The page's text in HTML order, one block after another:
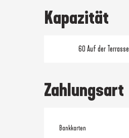
Kapazität
60 Auf der Terrasse
Zahlungsart
Bankkarten